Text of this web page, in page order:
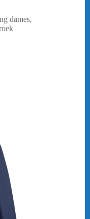
dames,